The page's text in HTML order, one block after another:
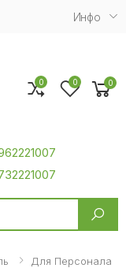
Инфо
0 0 0
Для Персонала